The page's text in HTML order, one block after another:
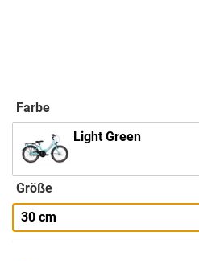
Farbe
Light Green
Größe
30 cm